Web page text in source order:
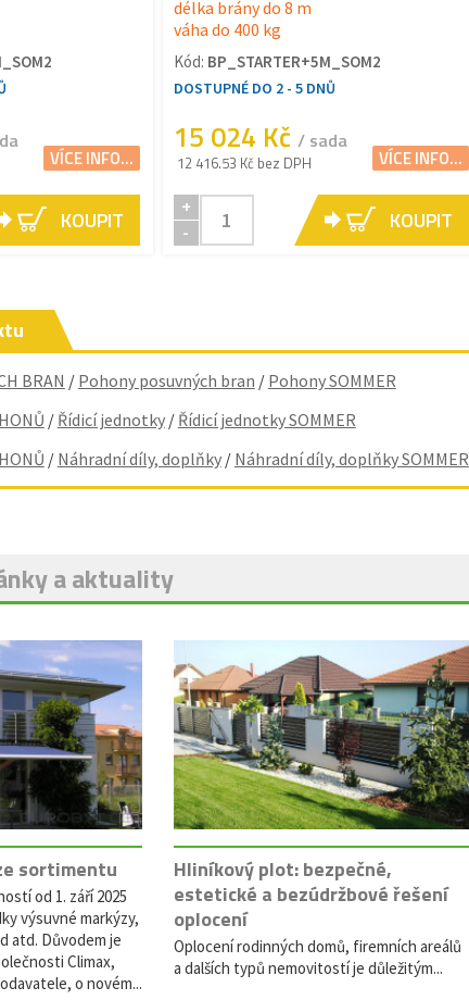
VÍCE INFO...
KOUPIT
délka brány do 8 m
váha do 400 kg
Kód: BP_STARTER+5M_SOM2
DOSTUPNÉ DO 2 - 5 DNŮ
15 024 Kč / sada
12 416.53 Kč bez DPH VÍCE INFO...
+
-
KOUPIT
BRAN / Pohony posuvných bran / Pohony SOMMER
/ Řídicí jednotky/ Řídicí jednotky SOMMER
/ Náhradní díly, doplňky/ Náhradní díly, doplňky SOMMER
a aktuality
sortimentu
od 1. září 2025
výsuvné markýzy,
atd. Důvodem je
Climax,
o novém...
Hliníkový plot: bezpečné,
estetické a bezúdržbové řešení
oplocení
Oplocení rodinných domů, firemních areálů
a dalších typů nemovitostí je důležitým...